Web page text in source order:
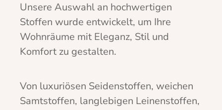
Unsere Auswahl an hochwertigen
Stoffen wurde entwickelt, um Ihre
Wohnräume mit Eleganz, Stil und
Komfort zu gestalten.
Von luxuriösen Seidenstoffen, weichen
Samtstoffen, langlebigen Leinenstoffen,